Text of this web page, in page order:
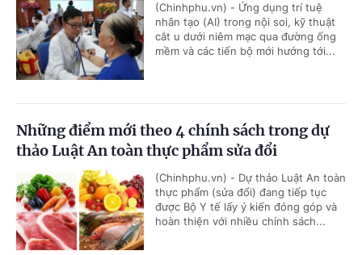
(Chinhphu.vn) - Ứng dụng trí tuệ
nhân tạo (AI) trong nội soi, kỹ thuật
cắt u dưới niêm mạc qua đường ống
mềm và các tiến bộ mới hướng tới...
Những điểm mới theo 4 chính sách trong dự
thảo Luật An toàn thực phẩm sửa đổi
(Chinhphu.vn) - Dự thảo Luật An toàn
thực phẩm (sửa đổi) đang tiếp tục
được Bộ Y tế lấy ý kiến đóng góp và
hoàn thiện với nhiều chính sách...